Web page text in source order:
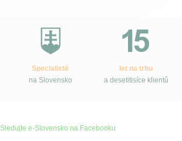
Specialisté
na Slovensko
let na trhu
a desetitisíce klientů
Sledujte e-Slovensko na Facebooku